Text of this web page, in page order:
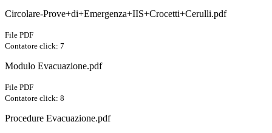
Circolare-Prove+di+Emergenza+IIS+Crocetti+Cerulli.pdf
File PDF
Contatore click: 7
Modulo Evacuazione.pdf
File PDF
Contatore click: 8
Procedure Evacuazione.pdf